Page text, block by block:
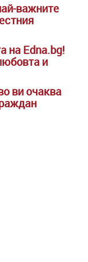
важните
на Edna.bg!
и
ви очаква